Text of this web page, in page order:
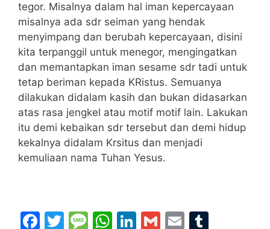
tegor. Misalnya dalam hal iman kepercayaan
misalnya ada sdr seiman yang hendak
menyimpang dan berubah kepercayaan, disini
kita terpanggil untuk menegor, mengingatkan
dan memantapkan iman sesame sdr tadi untuk
tetap beriman kepada KRistus. Semuanya
dilakukan didalam kasih dan bukan didasarkan
atas rasa jengkel atau motif motif lain. Lakukan
itu demi kebaikan sdr tersebut dan demi hidup
kekalnya didalam Krsitus dan menjadi
kemuliaan nama Tuhan Yesus.
F
T
M W Li G
E